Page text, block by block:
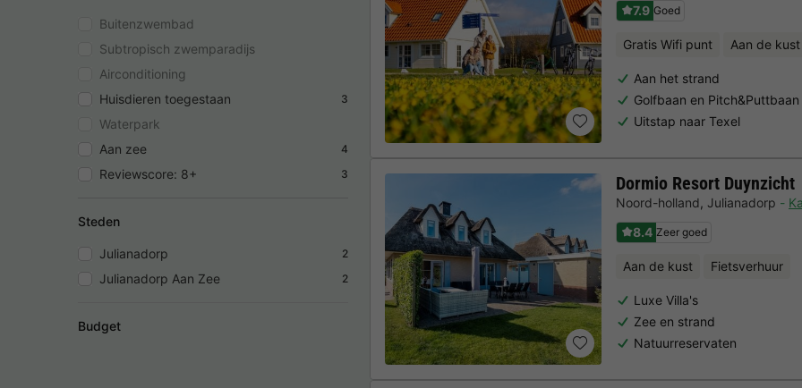
Buitenzwembad
Subtropisch zwemparadijs
Airconditioning
Huisdieren toegestaan
3
Waterpark
Aan zee
4
Reviewscore: 8+ 3
Steden
Julianadorp 2
Julianadorp Aan Zee 2
Budget
7.9 Goed
Gratis Wifi punt Aan de kust
Aan het strand
Golfbaan en Pitch&Puttbaan
Uitstap naar Texel
Dormio Resort Duynzicht
Noord-holland, Julianadorp
8.4 Zeer goed
Aan de kust Fietsverhuur
Luxe Villa's
Zee en strand
Natuurreservaten